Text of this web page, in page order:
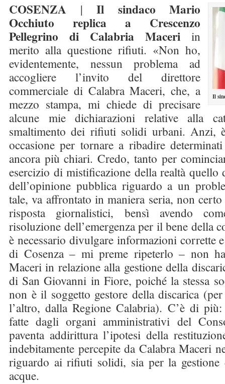
Il
COSENZA | Il sindaco Mario
Occhiuto replica a Crescenzo
Pellegrino di Calabria Maceri in
merito alla questione rifiuti. «Non ho,
evidentemente, nessun problema ad
accogliere l’invito del direttore
commerciale di Calabra Maceri, che, a
mezzo stampa, mi chiede di precisare
alcune mie dichiarazioni relative alla
smaltimento dei rifiuti solidi urbani. Anzi,
occasione per tornare a ribadire
ancora più chiari. Credo, tanto per
esercizio di mistificazione della realtà quello
dell’opinione pubblica riguardo a un
tale, va affrontato in maniera seria, non
risposta giornalistici, bensì avendo
risoluzione dell’emergenza per il bene della
è necessario divulgare informazioni corrette
di Cosenza – mi preme ripeterlo – non
Maceri in relazione alla gestione della
di San Giovanni in Fiore, poiché la stessa
non è il soggetto gestore della discarica
l’altro, dalla Regione Calabria). C’è di
fatte dagli organi amministrativi del
paventa addirittura l’ipotesi della
indebitamente percepite da Calabra Maceri
riguardo ai rifiuti solidi, sia per la gestione
acque.